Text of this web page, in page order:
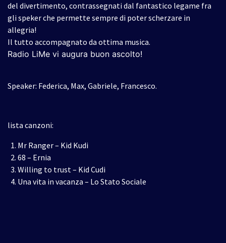
del divertimento, contrassegnati dal fantastico legame fra
gli speker che permette sempre di poter scherzare in
allegria!
Il tutto accompagnato da ottima musica.
Radio LiMe vi augura buon ascolto!
Speaker: Federica, Max, Gabriele, Francesco.
lista canzoni:
Mr Ranger – Kid Kudi
68 – Ernia
Willing to trust – Kid Cudi
Una vita in vacanza – Lo Stato Sociale